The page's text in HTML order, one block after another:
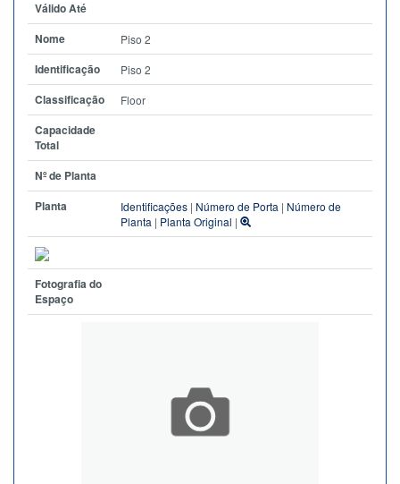
Válido Até
Nome
Piso 2
Identificação Piso 2
Classificação Floor
Capacidade
Total
Nº de Planta
Planta
Identificações | Número de Porta | Número de
Planta | Planta Original |
Fotografia do
Espaço